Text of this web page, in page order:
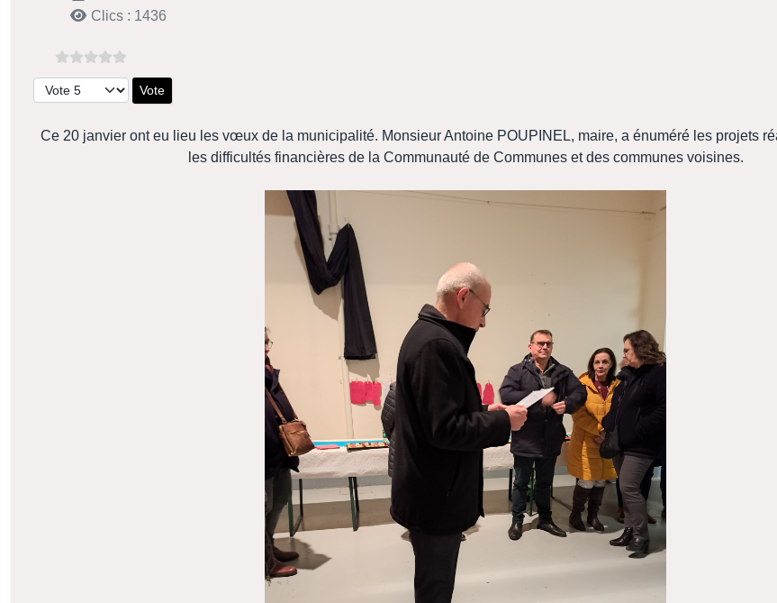
Clics : 1436
Veuillez voter
Ce 20 janvier ont eu lieu les vœux de la municipalité. Monsieur Antoine POUPINEL, maire, a énuméré les projets
les difficultés financières de la Communauté de Communes et des communes voisines.